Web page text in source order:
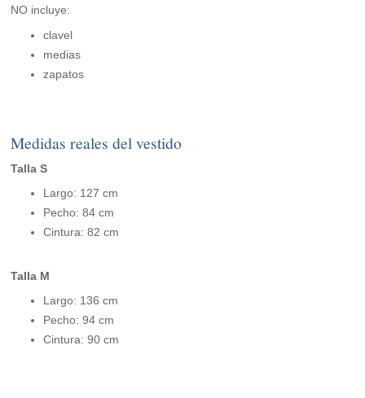
NO incluye:
clavel
medias
zapatos
Medidas reales del vestido
Talla S
Largo: 127 cm
Pecho: 84 cm
Cintura: 82 cm
Talla M
Largo: 136 cm
Pecho: 94 cm
Cintura: 90 cm